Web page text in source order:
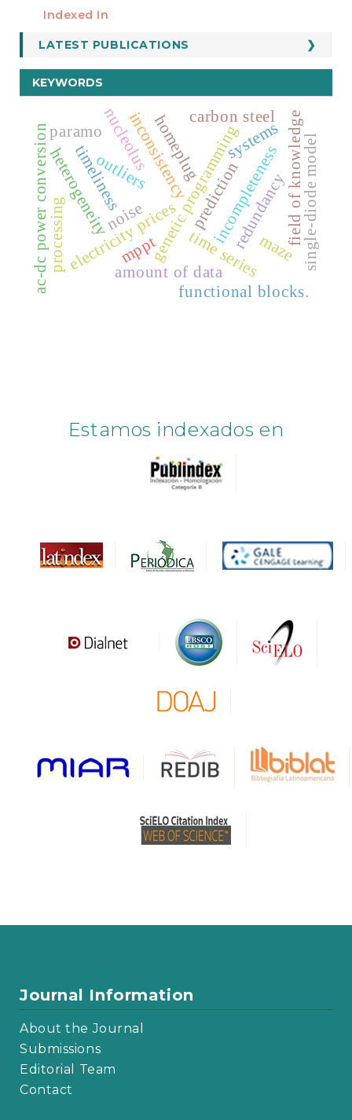
Indexed In
LATEST PUBLICATIONS
KEYWORDS
electricity pricesgenetic programming
prediction
time series
functional blocks.
heterogeneityoutliers
noise
inconsistency incompleteness
amount of data
redundancy
timeliness field of knowledge
ac-dc power conversion homeplug
nucleolus
maze
processing mppt single-diode model
paramo systems
carbon steel
Estamos indexados en
Journal Information
About the Journal
Submissions
Editorial Team
Contact